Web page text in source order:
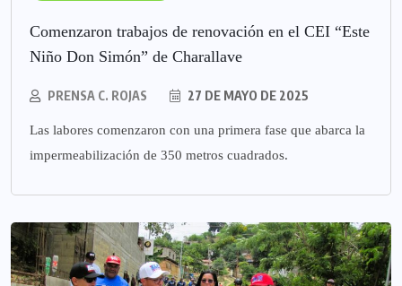
Comenzaron trabajos de renovación en el CEI “Este
Niño Don Simón” de Charallave
PRENSA C. ROJAS 27 DE MAYO DE 2025
Las labores comenzaron con una primera fase que abarca la
impermeabilización de 350 metros cuadrados.